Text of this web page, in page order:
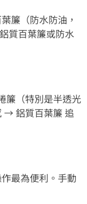
簾（防水防油，
質百葉簾或防水
簾（特別是半透光
→ 鋁質百葉簾 追
最為便利。手動